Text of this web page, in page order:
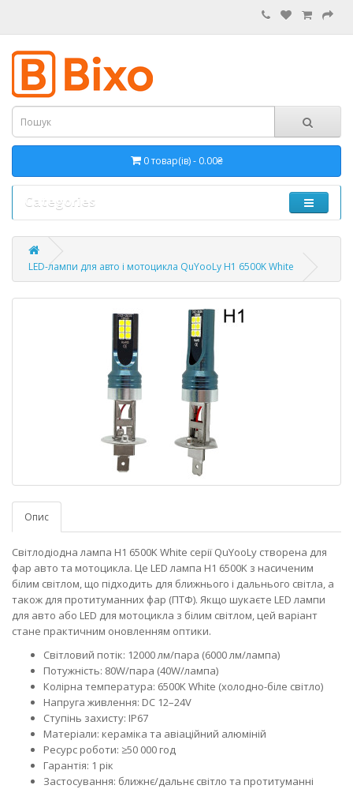
0 товар(ів) - 0.00₴
Categories
LED-лампи для авто і мотоцикла QuYooLy Н1 6500K White
Опис
Світлодіодна лампа H1 6500K White серії QuYooLy створена для
фар авто та мотоцикла. Це LED лампа H1 6500K з насиченим
білим світлом, що підходить для ближнього і дальнього світла, а
також для протитуманних фар (ПТФ). Якщо шукаєте LED лампи
для авто або LED для мотоцикла з білим світлом, цей варіант
стане практичним оновленням оптики.
Світловий потік: 12000 лм/пара (6000 лм/лампа)
Потужність: 80W/пара (40W/лампа)
Колірна температура: 6500K White (холодно-біле світло)
Напруга живлення: DC 12–24V
Ступінь захисту: IP67
Матеріали: кераміка та авіаційний алюміній
Ресурс роботи: ≥50 000 год
Гарантія: 1 рік
Застосування: ближнє/дальнє світло та протитуманні